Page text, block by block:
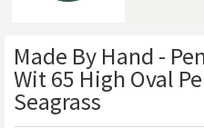
Made By Hand -
Wit 65 High Oval
Seagrass